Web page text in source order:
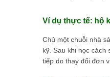
Ví dụ thực tế: hộ
Chủ một chuỗi nhà
kỹ. Sau khi học cách
tiếp do thay đổi đơn